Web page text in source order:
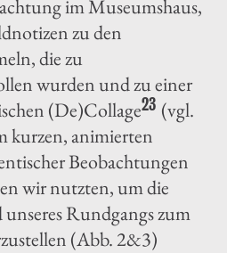
im Museumshaus,
zu den
die zu
wurden und zu einer
(De)Collage23 (vgl.
kurzen, animierten
Beobachtungen
wir nutzten, um die
Rundgangs zum
(Abb. 2&3)